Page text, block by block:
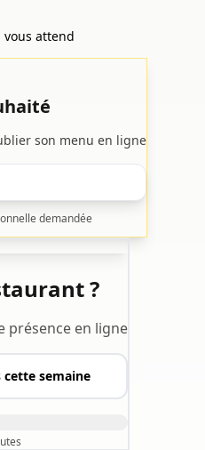
vous attend
son menu en ligne
demandée
?
présence en ligne
semaine